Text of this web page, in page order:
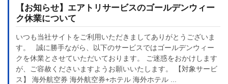
【お知らせ】エアトリサービスのゴールデンウィー
ク休業について
いつも当社サイトをご利用いただきましてありがとうございま
す。 誠に勝手ながら、以下のサービスではゴールデンウィー
クを休業とさせていただいております。 ご迷惑をおかけします
が、ご容赦くださいますようお願いいたします。 【対象サービ
ス】 海外航空券 海外航空券+ホテル 海外ホテル ...